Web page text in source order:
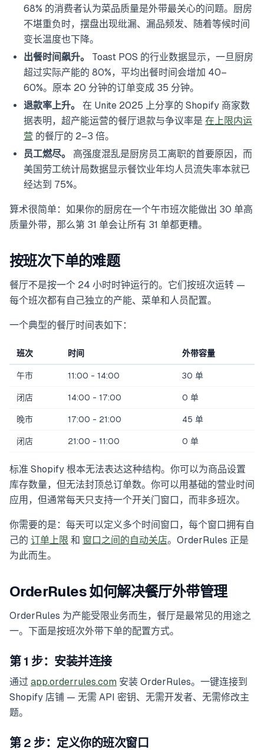
68% 的消费者认为菜品质量是外带最关心的问题。厨房
不堪重负时，摆盘出现纰漏、漏品频发、随着等候时间
变长温度也下降。
出餐时间飙升。
Toast POS 的行业数据显示，一旦厨房
超过实际产能的 80%，平均出餐时间会增加 40–
60%。原本 20 分钟的订单变成 35 分钟。
退款率上升。
在 Unite 2025 上分享的 Shopify 商家数
据表明，超产能运营的餐厅退款与争议率是 在上限内运
营 的餐厅的 2–3 倍。
员工燃尽。
高强度混乱是厨房员工离职的首要原因，而
美国劳工统计局数据显示餐饮业年均人员流失率本就已
经达到 75%。
算术很简单：如果你的厨房在一个午市班次能做出 30 单高
质量外带，那么第 31 单会让所有 31 单都更糟。
按班次下单的难题
餐厅不是按一个 24 小时时钟运行的。它们按班次运转 —
每个班次都有自己独立的产能、菜单和人员配置。
一个典型的餐厅时间表如下：
班次 时间 外带容量
午市 11:00 - 14:00 30 单
闭店 14:00 - 17:00 0 单
晚市 17:00 - 21:00 45 单
闭店 21:00 - 11:00 0 单
标准 Shopify 根本无法表达这种结构。你可以为商品设置
库存数量，但无法封顶总订单数。你可以用基础的营业时间
应用，但通常每天只支持一个开关门窗口，而非多班次。
你需要的是：每天可以定义多个时间窗口，每个窗口拥有自
己的 订单上限 和 窗口之间的自动关店。OrderRules 正是
为此而生。
OrderRules 如何解决餐厅外带管理
OrderRules 为产能受限业务而生，餐厅是最常见的用途之
一。下面是按班次外带下单的配置方式。
第 1 步：安装并连接
通过 app.orderrules.com 安装 OrderRules。一键连接到
Shopify 店铺 — 无需 API 密钥、无需开发者、无需修改主
题。
第 2 步：定义你的班次窗口